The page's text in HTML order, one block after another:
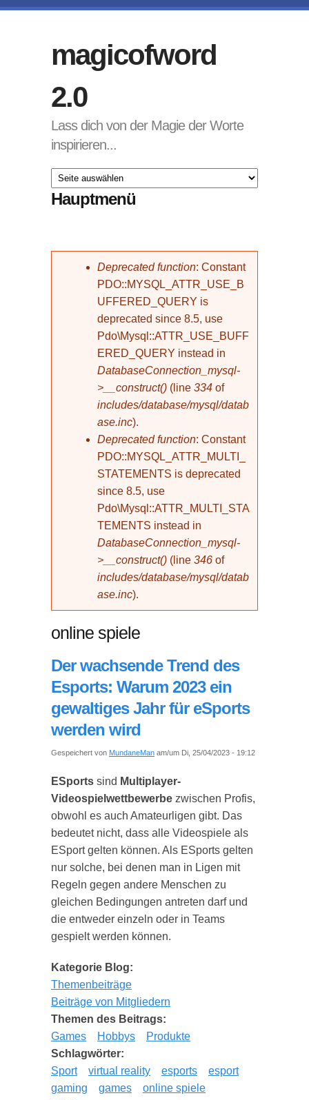
magicofword
2.0
Lass dich von der Magie der Worte
inspirieren...
Hauptmenü
Fehlermeldung
Deprecated function: Constant
PDO::MYSQL_ATTR_USE_B
UFFERED_QUERY is
deprecated since 8.5, use
Pdo\Mysql::ATTR_USE_BUFF
ERED_QUERY instead in
DatabaseConnection_mysql-
>__construct() (line 334 of
includes/database/mysql/datab
ase.inc).
Deprecated function: Constant
PDO::MYSQL_ATTR_MULTI_
STATEMENTS is deprecated
since 8.5, use
Pdo\Mysql::ATTR_MULTI_STA
TEMENTS instead in
DatabaseConnection_mysql-
>__construct() (line 346 of
includes/database/mysql/datab
ase.inc).
online spiele
Der wachsende Trend des
Esports: Warum 2023 ein
gewaltiges Jahr für eSports
werden wird
Gespeichert von MundaneMan am/um Di, 25/04/2023 - 19:12
ESports sind Multiplayer-
Videospielwettbewerbe zwischen Profis,
obwohl es auch Amateurligen gibt. Das
bedeutet nicht, dass alle Videospiele als
ESport gelten können. Als ESports gelten
nur solche, bei denen man in Ligen mit
Regeln gegen andere Menschen zu
gleichen Bedingungen antreten darf und
die entweder einzeln oder in Teams
gespielt werden können.
Kategorie Blog:
Themenbeiträge
Beiträge von Mitgliedern
Themen des Beitrags:
Games
Hobbys
Produkte
Schlagwörter:
Sport
virtual reality esports
esport
gaming
games
online spiele